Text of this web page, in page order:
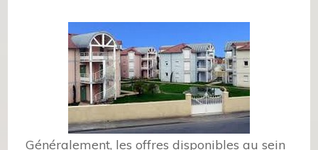
Généralement, les offres disponibles au sein